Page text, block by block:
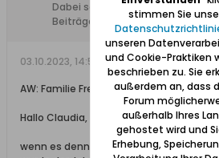
Dabei seit:
11.01.2015
Beiträge:
03.10.2023, 14:56
AW: Familie Fredrich in Simonsdorf
Hallo Claudia,
wenn es denn, die von Peter
stimmen Sie
unseren
und Cookie-Praktiken
beschrieben zu. Sie
außerdem an, dass
Forum
außerhalb Ihres
gehostet wird und
Erhebung,